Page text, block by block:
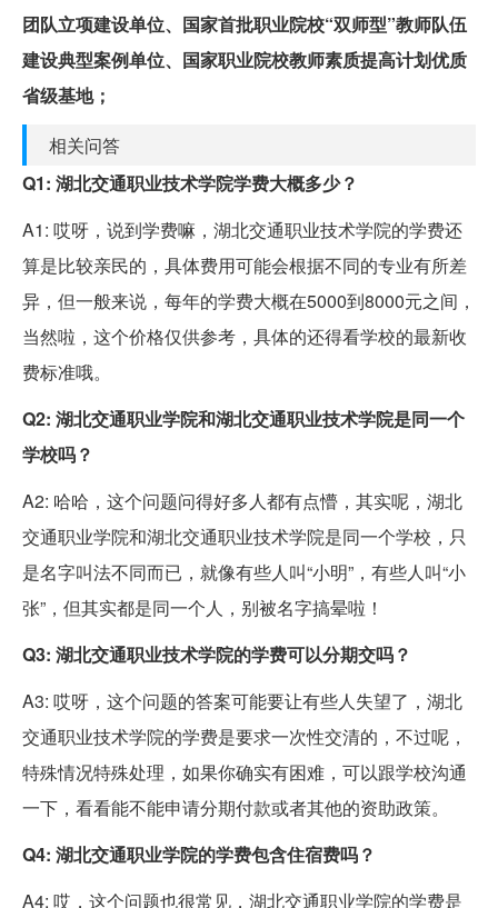
团队立项建设单位、国家首批职业院校“双师型”教师队伍
建设典型案例单位、国家职业院校教师素质提高计划优质
省级基地；
相关问答
Q1: 湖北交通职业技术学院学费大概多少？
A1: 哎呀，说到学费嘛，湖北交通职业技术学院的学费还
算是比较亲民的，具体费用可能会根据不同的专业有所差
异，但一般来说，每年的学费大概在5000到8000元之间，
当然啦，这个价格仅供参考，具体的还得看学校的最新收
费标准哦。
Q2: 湖北交通职业学院和湖北交通职业技术学院是同一个
学校吗？
A2: 哈哈，这个问题问得好多人都有点懵，其实呢，湖北
交通职业学院和湖北交通职业技术学院是同一个学校，只
是名字叫法不同而已，就像有些人叫“小明”，有些人叫“小
张”，但其实都是同一个人，别被名字搞晕啦！
Q3: 湖北交通职业技术学院的学费可以分期交吗？
A3: 哎呀，这个问题的答案可能要让有些人失望了，湖北
交通职业技术学院的学费是要求一次性交清的，不过呢，
特殊情况特殊处理，如果你确实有困难，可以跟学校沟通
一下，看看能不能申请分期付款或者其他的资助政策。
Q4: 湖北交通职业学院的学费包含住宿费吗？
A4: 哎，这个问题也很常见，湖北交通职业学院的学费是